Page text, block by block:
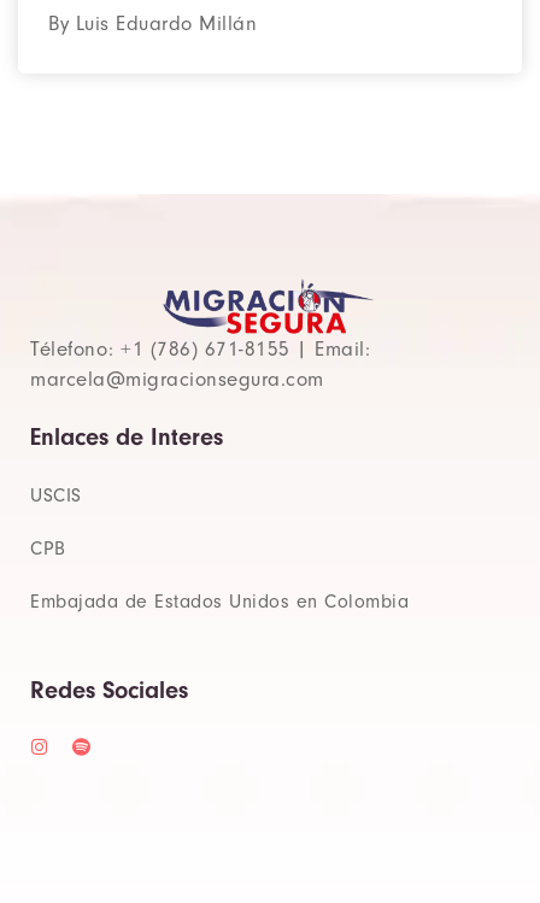
By Luis Eduardo Millán
Télefono: +1 (786) 671-8155 | Email:
marcela@migracionsegura.com
Enlaces de Interes
USCIS
CPB
Embajada de Estados Unidos en Colombia
Redes Sociales